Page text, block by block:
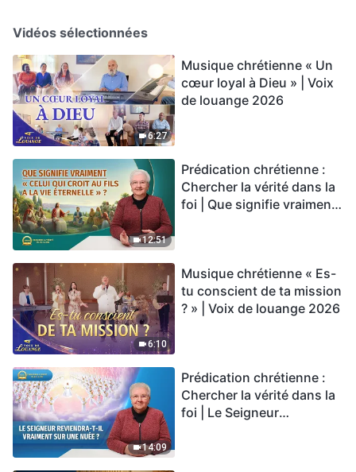
Vidéos sélectionnées
6:27
Musique chrétienne « Un
cœur loyal à Dieu » | Voix
de louange 2026
12:51
Prédication chrétienne :
Chercher la vérité dans la
foi | Que signifie vraiment
6:10
Musique chrétienne « Es-
tu conscient de ta mission
? » | Voix de louange 2026
14:09
Prédication chrétienne :
Chercher la vérité dans la
foi | Le Seigneur